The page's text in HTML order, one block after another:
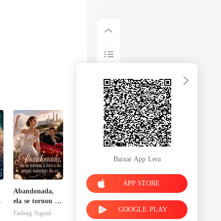
Abandonada,
ela se tornou a
noiva do arqui-
Fading Signal
Baixar App Lera
APP STORE
GOOGLE PLAY